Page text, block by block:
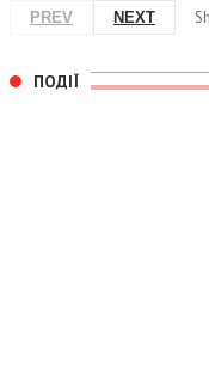
PREV NEXT
ПОДІЇ